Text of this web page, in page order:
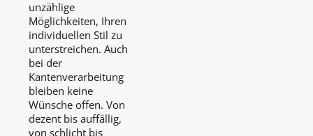
unzählige
Möglichkeiten, Ihren
individuellen Stil zu
unterstreichen. Auch
bei der
Kantenverarbeitung
bleiben keine
Wünsche offen. Von
dezent bis auffällig,
von schlicht bis